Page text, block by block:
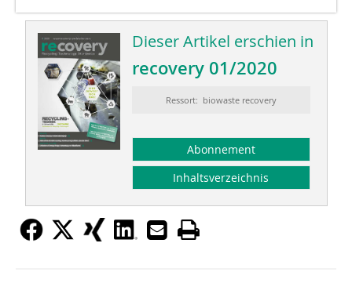
Dieser Artikel erschien in
recovery 01/2020
Ressort: biowaste recovery
Abonnement
Inhaltsverzeichnis